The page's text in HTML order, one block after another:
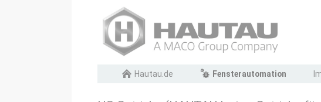
NavigationHautau.de Fensterautomation